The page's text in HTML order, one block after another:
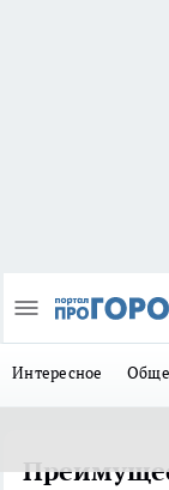
Интересное